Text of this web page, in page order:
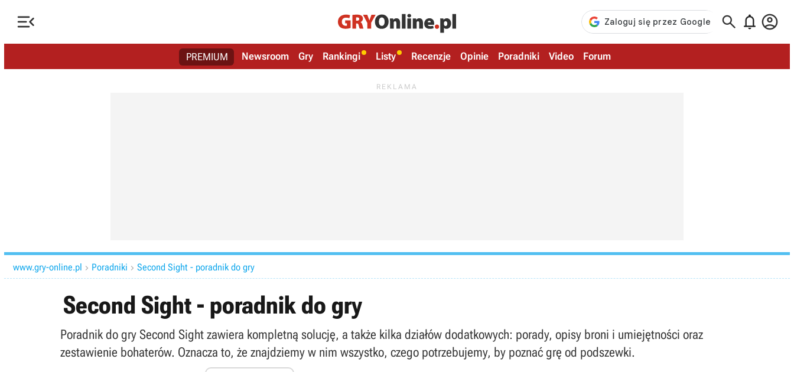
   
PREMIUM Newsroom Gry Rankingi Listy Recenzje Opinie Poradniki Video Forum
www.gry-online.pl  Poradniki  Second Sight - poradnik do gry
Second Sight - poradnik do gry
Poradnik do gry Second Sight zawiera kompletną solucję, a także kilka działów dodatkowych: porady, opisy broni i umiejętności oraz
zestawienie bohaterów. Oznacza to, że znajdziemy w nim wszystko, czego potrzebujemy, by poznać grę od podszewki.